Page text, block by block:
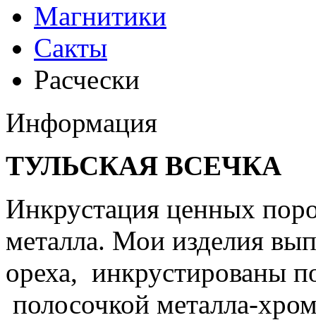
Магнитики
Сакты
Расчески
Информация
ТУЛЬСКАЯ ВСЕЧКА
Инкрустация ценных
металла. Мои изделия
ореха, инкрустированы
полосочкой металла-